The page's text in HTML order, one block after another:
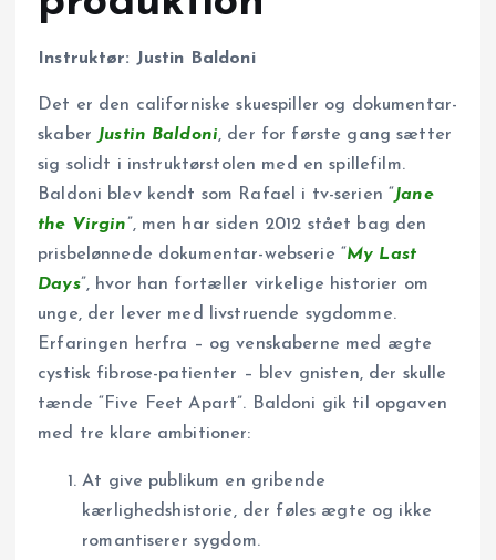
Instruktør: Justin Baldoni
Det er den californiske skuespiller og dokumentar-
skaber Justin Baldoni, der for første gang sætter
sig solidt i instruktørstolen med en spillefilm.
Baldoni blev kendt som Rafael i tv-serien “Jane
the Virgin”, men har siden 2012 stået bag den
prisbelønnede dokumentar-webserie “My Last
Days”, hvor han fortæller virkelige historier om
unge, der lever med livstruende sygdomme.
Erfaringen herfra – og venskaberne med ægte
cystisk fibrose-patienter – blev gnisten, der skulle
tænde “Five Feet Apart”. Baldoni gik til opgaven
med tre klare ambitioner:
At give publikum en gribende
kærlighedshistorie, der føles ægte og ikke
romantiserer sygdom.